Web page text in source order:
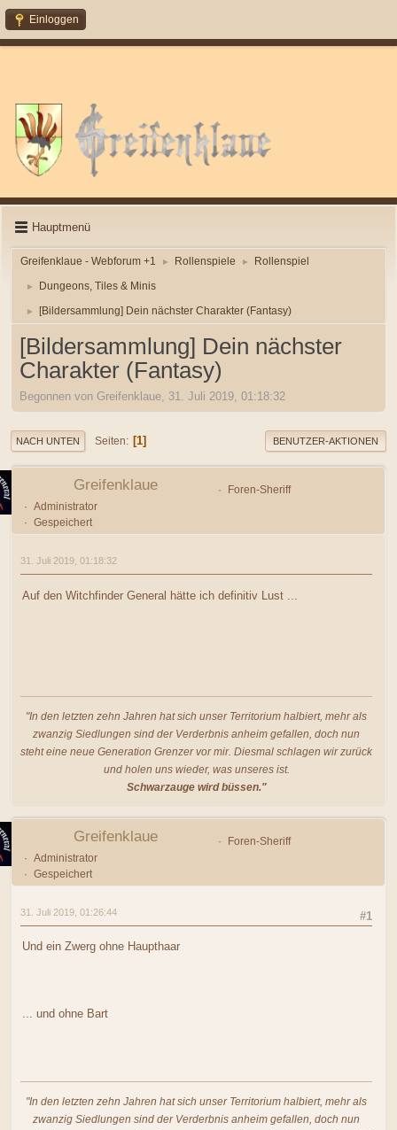
Einloggen
Hauptmenü
Greifenklaue - Webforum +1 ► Rollenspiele ► Rollenspiel
► Dungeons, Tiles & Minis
► [Bildersammlung] Dein nächster Charakter (Fantasy)
[Bildersammlung] Dein nächster
Charakter (Fantasy)
Begonnen von Greifenklaue, 31. Juli 2019, 01:18:32
NACH UNTEN Seiten 1 BENUTZER-AKTIONEN
Greifenklaue
Foren-Sheriff
Administrator
Gespeichert
31. Juli 2019, 01:18:32
Auf den Witchfinder General hätte ich definitiv Lust ...
"In den letzten zehn Jahren hat sich unser Territorium halbiert, mehr als
zwanzig Siedlungen sind der Verderbnis anheim gefallen, doch nun
steht eine neue Generation Grenzer vor mir. Diesmal schlagen wir zurück
und holen uns wieder, was unseres ist.
Schwarzauge wird büssen."
Greifenklaue
Foren-Sheriff
Administrator
Gespeichert
#1
31. Juli 2019, 01:26:44
Und ein Zwerg ohne Haupthaar
... und ohne Bart
"In den letzten zehn Jahren hat sich unser Territorium halbiert, mehr als
zwanzig Siedlungen sind der Verderbnis anheim gefallen, doch nun